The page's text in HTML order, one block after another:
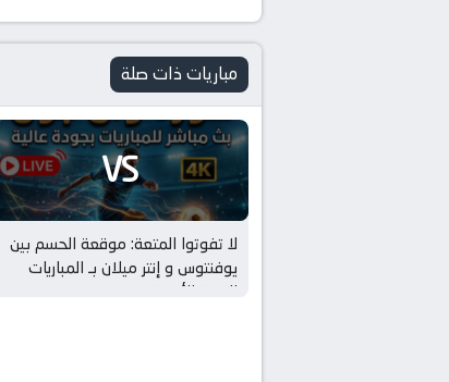
مباريات ذات صلة
VS
لا تفوتوا المتعة: موقعة الحسم بين
يوفنتوس و إنتر ميلان بـ المباريات
الودية للأندية